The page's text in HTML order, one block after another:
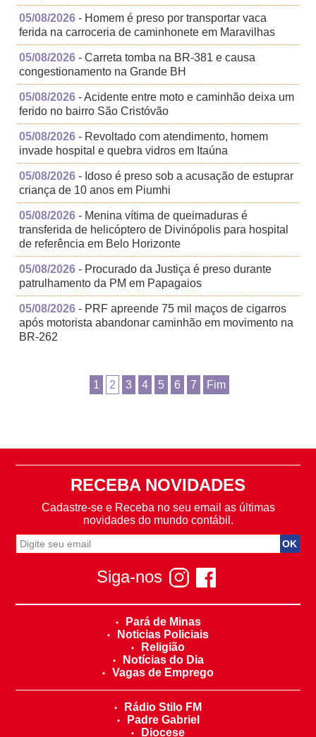
05/08/2026 - Homem é preso por transportar vaca
ferida na carroceria de caminhonete em Maravilhas
05/08/2026 - Carreta tomba na BR-381 e causa
congestionamento na Grande BH
05/08/2026 - Acidente entre moto e caminhão deixa um
ferido no bairro São Cristóvão
05/08/2026 - Revoltado com atendimento, homem
invade hospital e quebra vidros em Itaúna
05/08/2026 - Idoso é preso sob a acusação de estuprar
criança de 10 anos em Piumhi
05/08/2026 - Menina vítima de queimaduras é
transferida de helicóptero de Divinópolis para hospital
de referência em Belo Horizonte
05/08/2026 - Procurado da Justiça é preso durante
patrulhamento da PM em Papagaios
05/08/2026 - PRF apreende 75 mil maços de cigarros
após motorista abandonar caminhão em movimento na
BR-262
1 2 3 4 5 6 7 Fim
RECEBA NOVIDADES
Cadastre-se e Receba no seu email as últimas
novidades do mundo contábil.
Siga-nos
Pará de Minas
Noticias Policiais
Religião
Notícias do Dia
Vagas de Emprego
Rádio Stilo FM
Padre Gabriel
Diocese